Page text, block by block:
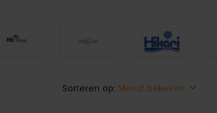
Sorteren op: